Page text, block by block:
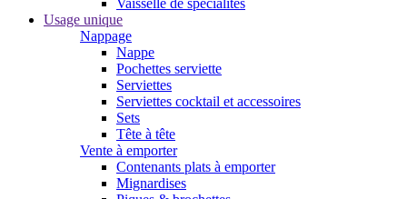
Vaisselle de spécialités
Usage unique
Nappage
Nappe
Pochettes serviette
Serviettes
Serviettes cocktail et accessoires
Sets
Tête à tête
Vente à emporter
Contenants plats à emporter
Mignardises